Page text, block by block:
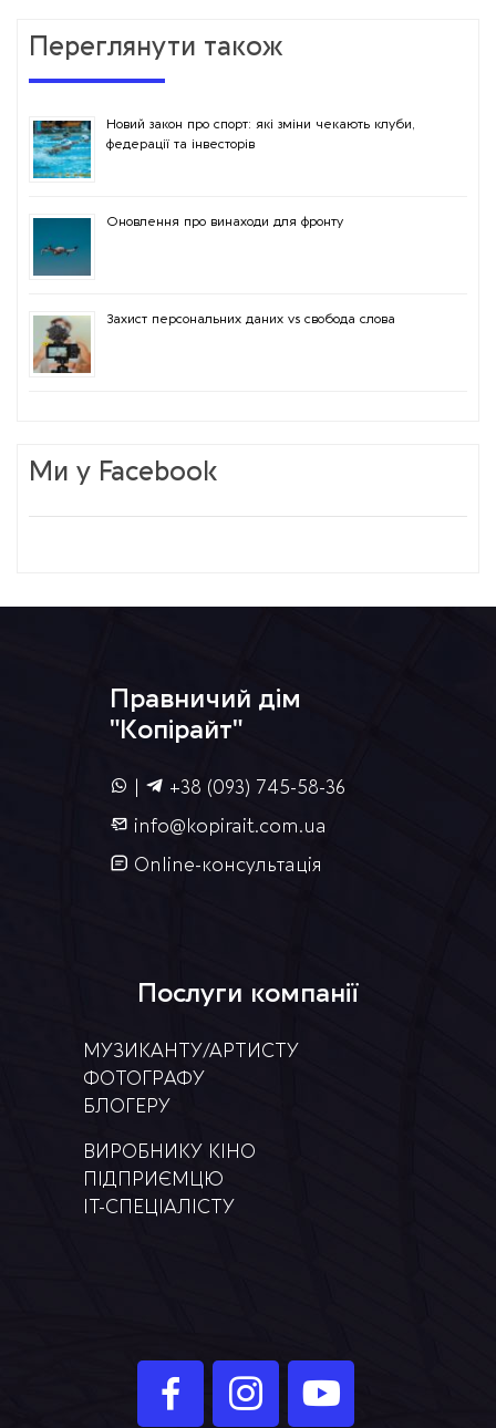
Переглянути також
Новий закон про спорт: які зміни чекають клуби,
федерації та інвесторів
Оновлення про винаходи для фронту
Захист персональних даних vs свобода слова
Ми у Facebook
Правничий дім
"Копірайт"
+38 (093) 745-58-36
info@kopirait.com.ua
Online-консультація
Послуги компанії
МУЗИКАНТУ/АРТИСТУ
ФОТОГРАФУ
БЛОГЕРУ
ВИРОБНИКУ КІНО
ПІДПРИЄМЦЮ
IT-СПЕЦІАЛІСТУ